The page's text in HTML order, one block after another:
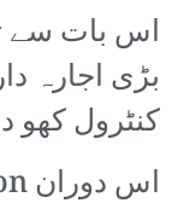
اس بات سے
بڑی اجارہ
کنٹرول کھو